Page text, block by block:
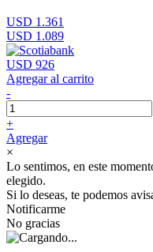
USD 1.361
USD 1.089
USD 926
Agregar al carrito
-
+
Agregar
×
Lo sentimos, en este
elegido.
Si lo deseas, te podemos
Notificarme
No gracias